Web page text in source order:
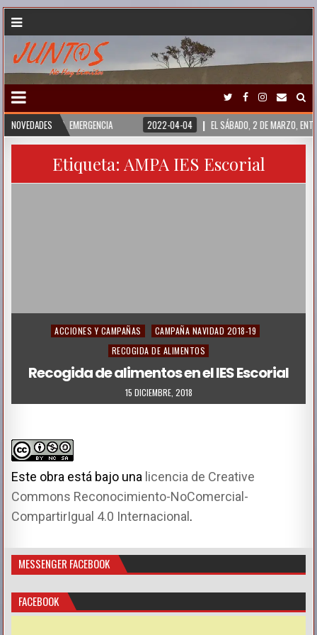
NOVEDADESY SIRIA. EMERGENCIA 2022-04-04 EL SÁBADO, 2 DE MARZO,
Etiqueta: AMPA IES Escorial
Posted
ACCIONES Y CAMPAÑAS
CAMPAÑA NAVIDAD 2018-19
RECOGIDA DE ALIMENTOS
Recogida de alimentos en el IES Escorial
15 DICIEMBRE, 2018
Este obra está bajo una licencia de Creative
Commons Reconocimiento-NoComercial-
CompartirIgual 4.0 Internacional .
MESSENGER FACEBOOK
FACEBOOK